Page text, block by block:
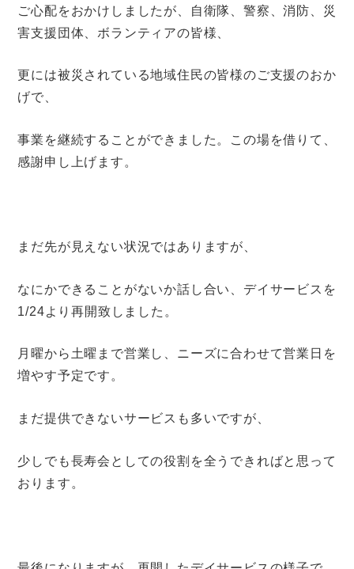
ご心配をおかけしましたが、自衛隊、警察、消防、災
害支援団体、ボランティアの皆様、
更には被災されている地域住民の皆様のご支援のおか
げで、
事業を継続することができました。この場を借りて、
感謝申し上げます。
まだ先が見えない状況ではありますが、
なにかできることがないか話し合い、デイサービスを
1/24より再開致しました。
月曜から土曜まで営業し、ニーズに合わせて営業日を
増やす予定です。
まだ提供できないサービスも多いですが、
少しでも長寿会としての役割を全うできればと思って
おります。